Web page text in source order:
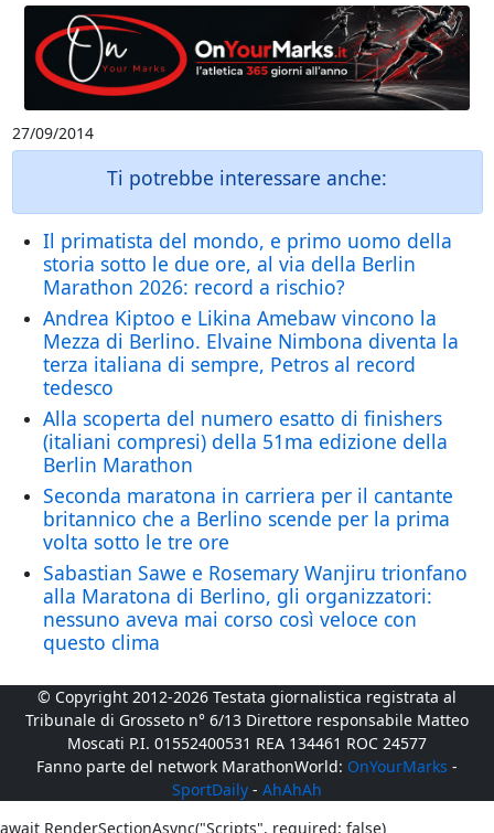
27/09/2014
Ti potrebbe interessare anche:
Il primatista del mondo, e primo uomo della
storia sotto le due ore, al via della Berlin
Marathon 2026: record a rischio?
Andrea Kiptoo e Likina Amebaw vincono la
Mezza di Berlino. Elvaine Nimbona diventa la
terza italiana di sempre, Petros al record
tedesco
Alla scoperta del numero esatto di finishers
(italiani compresi) della 51ma edizione della
Berlin Marathon
Seconda maratona in carriera per il cantante
britannico che a Berlino scende per la prima
volta sotto le tre ore
Sabastian Sawe e Rosemary Wanjiru trionfano
alla Maratona di Berlino, gli organizzatori:
nessuno aveva mai corso così veloce con
questo clima
© Copyright 2012-2026 Testata giornalistica registrata al
Tribunale di Grosseto n° 6/13 Direttore responsabile Matteo
Moscati P.I. 01552400531 REA 134461 ROC 24577
Fanno parte del network MarathonWorld: OnYourMarks -
SportDaily - AhAhAh
await RenderSectionAsync("Scripts", required: false)